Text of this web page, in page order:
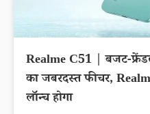
Realme C51 | बजट-
का जबरदस्त फीचर,
लॉन्च होगा